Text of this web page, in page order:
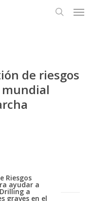
de riesgos
Riesgos
ayudar a
a
graves en el